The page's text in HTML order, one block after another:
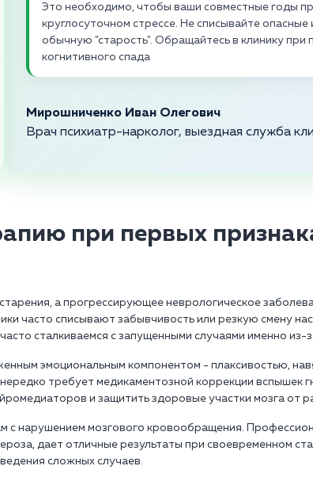
Это необходимо, чтобы ваши совместные годы
круглосуточном стрессе. Не списывайте
обычную "старость". Обращайтесь в клинику при
когнитивного спада
Мирошниченко Иван Олегович
Врач психиатр-нарколог, выездная служба
при первых
а прогрессирующее неврологическое
часто списывают забывчивость или резкую смену
сталкиваемся с запущенными случаями именно из-
эмоциональным компонентом - плаксивостью,
требует медикаментозной коррекции вспышек
и защитить здоровые участки мозга от
с нарушением мозгового кровообращения.
дает отличные результаты при своевременном
сложных случаев.